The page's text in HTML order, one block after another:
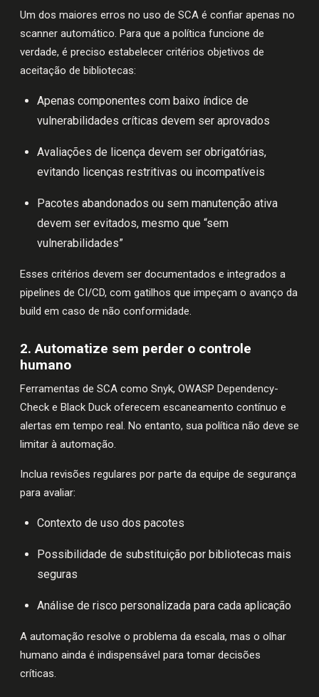
Um dos maiores erros no uso de SCA é confiar apenas no
scanner automático. Para que a política funcione de
verdade, é preciso estabelecer critérios objetivos de
aceitação de bibliotecas:
Apenas componentes com baixo índice de
vulnerabilidades críticas devem ser aprovados
Avaliações de licença devem ser obrigatórias,
evitando licenças restritivas ou incompatíveis
Pacotes abandonados ou sem manutenção ativa
devem ser evitados, mesmo que “sem
vulnerabilidades”
Esses critérios devem ser documentados e integrados a
pipelines de CI/CD, com gatilhos que impeçam o avanço da
build em caso de não conformidade.
2. Automatize sem perder o controle
humano
Ferramentas de SCA como Snyk, OWASP Dependency-
Check e Black Duck oferecem escaneamento contínuo e
alertas em tempo real. No entanto, sua política não deve se
limitar à automação.
Inclua revisões regulares por parte da equipe de segurança
para avaliar:
Contexto de uso dos pacotes
Possibilidade de substituição por bibliotecas mais
seguras
Análise de risco personalizada para cada aplicação
A automação resolve o problema da escala, mas o olhar
humano ainda é indispensável para tomar decisões
críticas.